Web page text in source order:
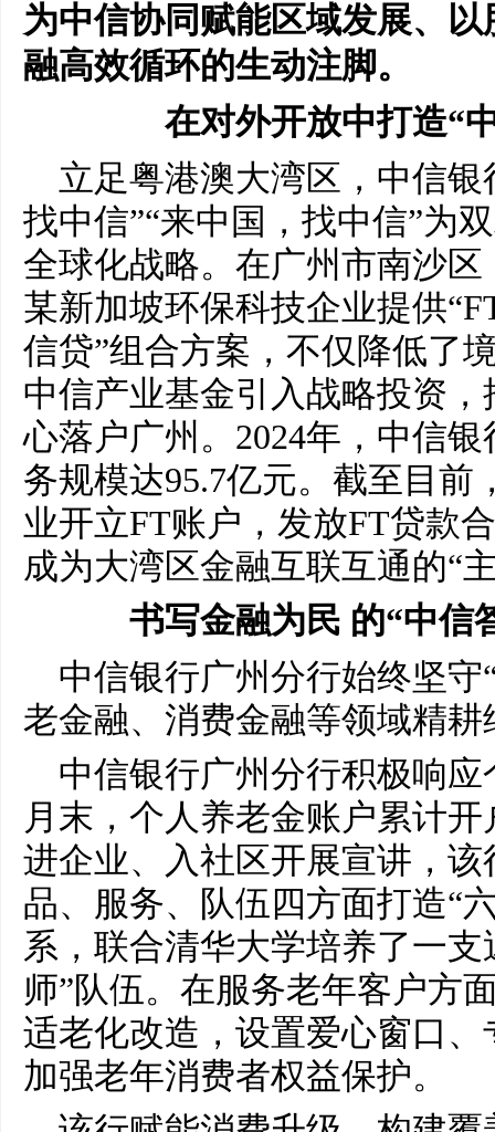
为中信协同赋能区域发展、
融高效循环的生动注脚。
在对外开放中打造“
立足粤港澳大湾区，中信
找中信”“来中国，找中信”为
全球化战略。在广州市南沙
某新加坡环保科技企业提供
信贷”组合方案，不仅降低了
中信产业基金引入战略投资
心落户广州。2024年，中信
务规模达95.7亿元。截至目前
业开立FT账户，发放FT贷款
成为大湾区金融互联互通的“
书写金融为民 的“中信
中信银行广州分行始终坚守
老金融、消费金融等领域精耕
中信银行广州分行积极响
月末，个人养老金账户累计
进企业、入社区开展宣讲，
品、服务、队伍四方面打造“
系，联合清华大学培养了一
师”队伍。在服务老年客户方
适老化改造，设置爱心窗口
加强老年消费者权益保护。